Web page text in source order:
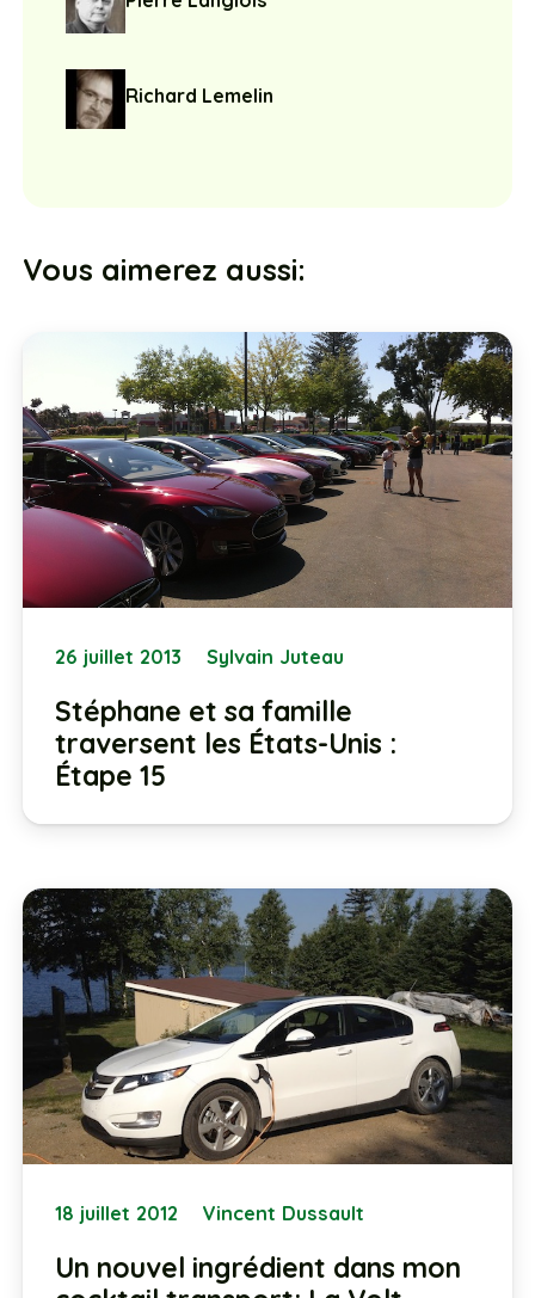
Richard Lemelin
Vous aimerez aussi:
26 juillet 2013 Sylvain Juteau
Stéphane et sa famille
traversent les États-Unis :
Étape 15
18 juillet 2012 Vincent Dussault
Un nouvel ingrédient dans mon